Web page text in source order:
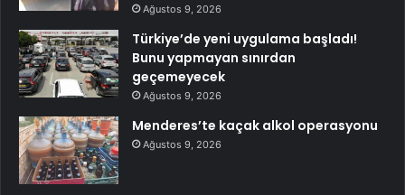
Ağustos 9, 2026
Türkiye’de yeni uygulama başladı!
Bunu yapmayan sınırdan
geçemeyecek
Ağustos 9, 2026
Menderes’te kaçak alkol operasyonu
Ağustos 9, 2026